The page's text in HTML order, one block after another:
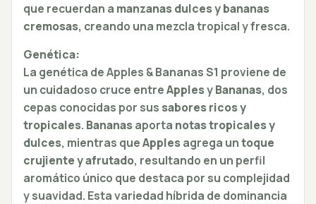
que recuerdan a manzanas dulces y bananas
cremosas, creando una mezcla tropical y fresca.
Genética:
La genética de Apples & Bananas S1 proviene de
un cuidadoso cruce entreApplesyBananas, dos
cepas conocidas por sus sabores ricos y
tropicales. Bananasaporta notas tropicales y
dulces, mientras queApplesagrega untoque
crujiente y afrutado, resultando en un perfil
aromático único que destaca por su complejidad
y suavidad. Esta variedad híbrida de dominancia